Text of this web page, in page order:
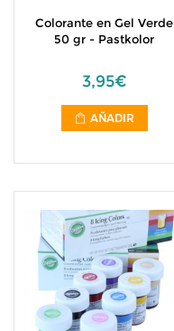
Colorante en Gel Verde
50 gr - Pastkolor
3,95€
AÑADIR